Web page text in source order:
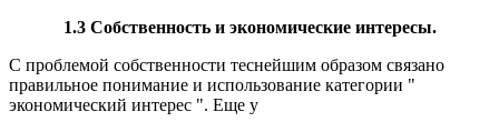
1.3 Собственность и экономические интересы.
С проблемой собственности теснейшим образом связано
правильное понимание и использование категории "
экономический интерес ". Еще у